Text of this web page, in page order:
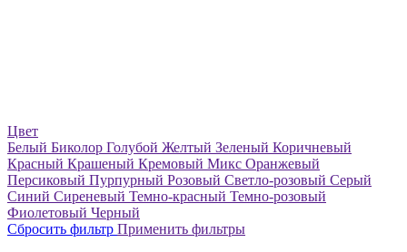
Цвет
Белый Биколор Голубой Желтый Зеленый Коричневый
Красный Крашеный Кремовый Микс Оранжевый
Персиковый Пурпурный Розовый Светло-розовый Серый
Синий Сиреневый Темно-красный Темно-розовый
Фиолетовый Черный
Сбросить фильтр Применить фильтры